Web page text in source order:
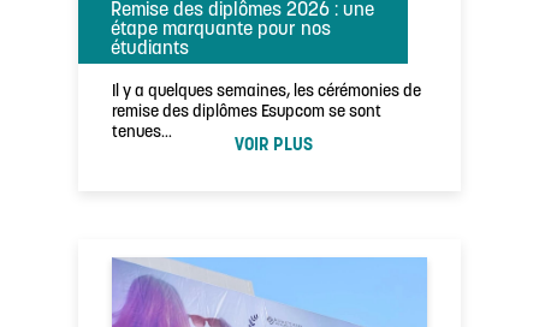
Remise des diplômes 2026 : une
étape marquante pour nos
étudiants
Il y a quelques semaines, les cérémonies de
remise des diplômes Esupcom se sont
tenues…
VOIR PLUS